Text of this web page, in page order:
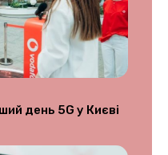
день 5G у Києві